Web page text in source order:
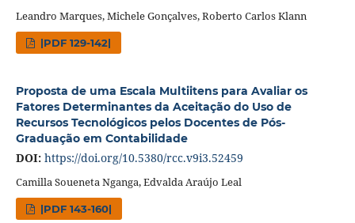
Leandro Marques, Michele Gonçalves, Roberto Carlos Klann
|PDF 129-142|
Proposta de uma Escala Multiitens para Avaliar os
Fatores Determinantes da Aceitação do Uso de
Recursos Tecnológicos pelos Docentes de Pós-
Graduação em Contabilidade
DOI: https://doi.org/10.5380/rcc.v9i3.52459
Camilla Soueneta Nganga, Edvalda Araújo Leal
|PDF 143-160|